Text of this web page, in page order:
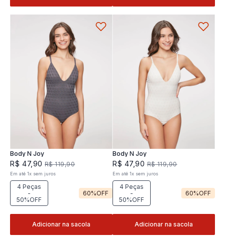
Body N Joy
R$ 47,90 R$ 119,90
Em até1x sem juros
4 Peças
-
50%OFF
60%OFF
Adicionar na sacola
Body N Joy
R$ 47,90 R$ 119,90
Em até 1x sem juros
4 Peças
-
50%OFF
60%OFF
Adicionar na sacola